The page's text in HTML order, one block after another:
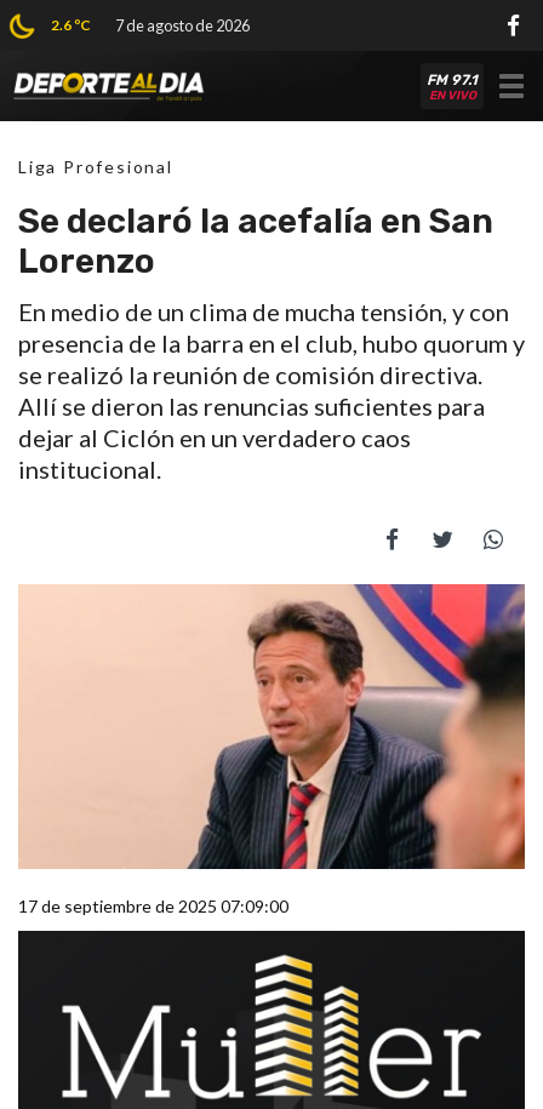
2.6 ºC 7 de agosto de 2026
FM 97.1
EN VIVO
Liga Profesional
Se declaró la acefalía en San
Lorenzo
En medio de un clima de mucha tensión, y con
presencia de la barra en el club, hubo quorum y
se realizó la reunión de comisión directiva.
Allí se dieron las renuncias suficientes para
dejar al Ciclón en un verdadero caos
institucional.
17 de septiembre de 2025 07:09:00